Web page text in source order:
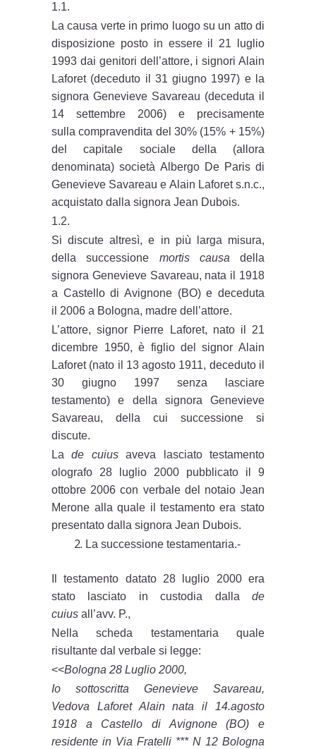
1.1.
La causa verte in primo luogo su un atto di
disposizione posto in essere il 21 luglio
1993 dai genitori dell’attore, i signori Alain
Laforet (deceduto il 31 giugno 1997) e la
signora Genevieve Savareau (deceduta il
14 settembre 2006) e precisamente
sulla compravendita del 30% (15% + 15%)
del capitale sociale della (allora
denominata) società Albergo De Paris di
Genevieve Savareau e Alain Laforet s.n.c.,
acquistato dalla signora Jean Dubois.
1.2.
Si discute altresì, e in più larga misura,
della successione mortis causa della
signora Genevieve Savareau, nata il 1918
a Castello di Avignone (BO) e deceduta
il 2006 a Bologna, madre dell’attore.
L’attore, signor Pierre Laforet, nato il 21
dicembre 1950, è figlio del signor Alain
Laforet (nato il 13 agosto 1911, deceduto il
30 giugno 1997 senza lasciare
testamento) e della signora Genevieve
Savareau, della cui successione si
discute.
Lade cuiusaveva lasciato testamento
olografo 28 luglio 2000 pubblicato il 9
ottobre 2006 con verbale del notaio Jean
Merone alla quale il testamento era stato
presentato dalla signora Jean Dubois.
La successione testamentaria.-
Il testamento datato 28 luglio 2000 era
stato lasciato in custodia dalla de
cuius all’avv. P.,
Nella scheda testamentaria quale
risultante dal verbale si legge:
<<Bologna 28 Luglio 2000,
Io sottoscritta Genevieve Savareau,
Vedova Laforet Alain nata il 14.agosto
1918 a Castello di Avignone (BO) e
residente in Via Fratelli *** N 12 Bologna